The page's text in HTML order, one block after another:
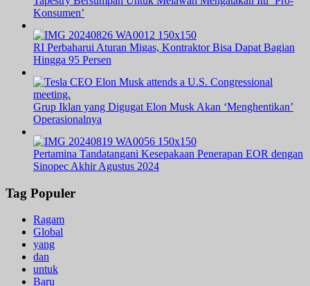
Konsumen’
RI Perbaharui Aturan Migas, Kontraktor Bisa Dapat Bagian
Hingga 95 Persen
Grup Iklan yang Digugat Elon Musk Akan ‘Menghentikan’
Operasionalnya
Pertamina Tandatangani Kesepakaan Penerapan EOR dengan
Sinopec Akhir Agustus 2024
Tag Populer
Ragam
Global
yang
dan
untuk
Baru